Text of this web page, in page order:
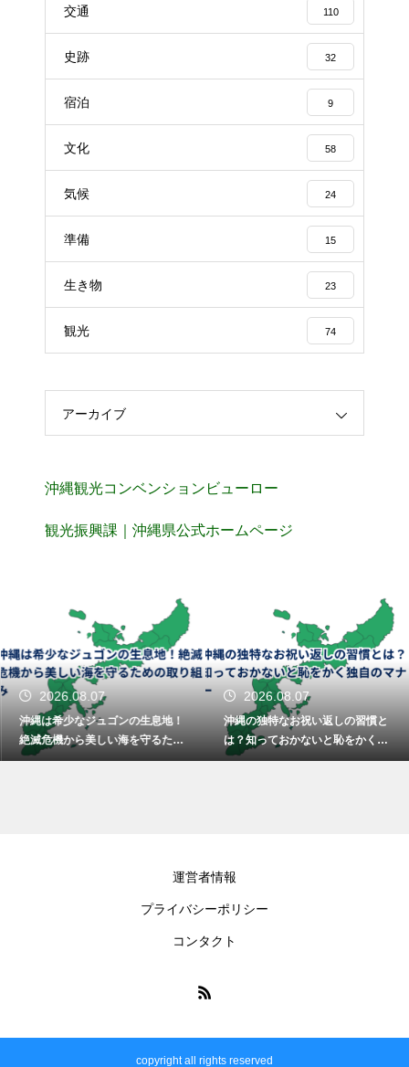
交通 110
史跡 32
宿泊 9
文化 58
気候 24
準備 15
生き物 23
観光 74
アーカイブ
沖縄観光コンベンションビューロー
観光振興課｜沖縄県公式ホームページ
2026.08.07
沖縄は希少なジュゴンの生息地！
絶滅危機から美しい海を守るため
の取り組み
2026.08.07
沖縄の独特なお祝い返しの習慣と
は？知っておかないと恥をかく独
自のマナー
運営者情報
プライバシーポリシー
コンタクト
copyright all rights reserved